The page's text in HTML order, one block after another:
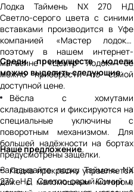
Лодка Таймень NX 270 НД
Светло-серого цвета с синими
вставками производится в Уфе
компанией «Мастер лодок»,
поэтому в нашем интернет-
магазине «Центр лодок» её
можно приобрести по самой
доступной цене.
Среди преимуществ модели
можно выделить следующие:
Вёсла с хомутами
складываются и фиксируются на
специальные уключины с
поворотным механизмом. Для
большей надёжности на бортах
предусмотрены защёлки.
Лодка прекрасно управляется
даже с маломощным мотором,
Наше предложение
Заказывайте лодку Таймень NX
270 НД Светло-серый/Синий в